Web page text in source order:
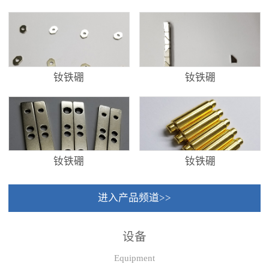
钕铁硼 钕铁硼
钕铁硼 钕铁硼
进入产品频道>>
设备
Equipment